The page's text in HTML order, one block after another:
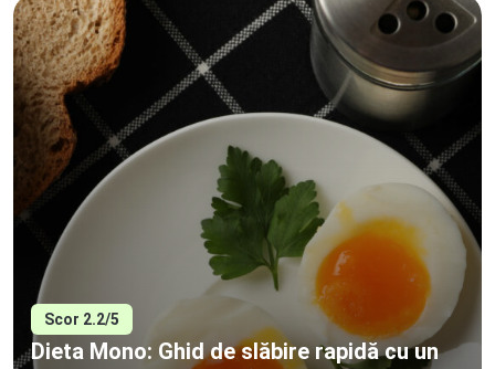
Scor 2.2/5
Dieta Mono: Ghid de slăbire rapidă cu un